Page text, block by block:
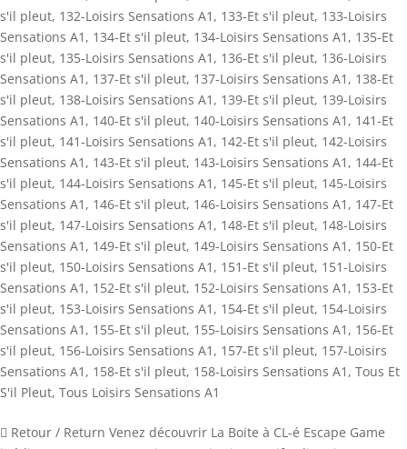
s'il pleut, 132-Loisirs Sensations A1 , 133-Et s'il pleut, 133-Loisirs
Sensations A1 , 134-Et s'il pleut, 134-Loisirs Sensations A1 , 135-Et
s'il pleut, 135-Loisirs Sensations A1 , 136-Et s'il pleut, 136-Loisirs
Sensations A1 , 137-Et s'il pleut, 137-Loisirs Sensations A1 , 138-Et
s'il pleut, 138-Loisirs Sensations A1 , 139-Et s'il pleut, 139-Loisirs
Sensations A1 , 140-Et s'il pleut, 140-Loisirs Sensations A1 , 141-Et
s'il pleut, 141-Loisirs Sensations A1 , 142-Et s'il pleut, 142-Loisirs
Sensations A1 , 143-Et s'il pleut, 143-Loisirs Sensations A1 , 144-Et
s'il pleut, 144-Loisirs Sensations A1 , 145-Et s'il pleut, 145-Loisirs
Sensations A1 , 146-Et s'il pleut, 146-Loisirs Sensations A1 , 147-Et
s'il pleut, 147-Loisirs Sensations A1 , 148-Et s'il pleut, 148-Loisirs
Sensations A1 , 149-Et s'il pleut, 149-Loisirs Sensations A1 , 150-Et
s'il pleut, 150-Loisirs Sensations A1 , 151-Et s'il pleut, 151-Loisirs
Sensations A1 , 152-Et s'il pleut, 152-Loisirs Sensations A1 , 153-Et
s'il pleut, 153-Loisirs Sensations A1 , 154-Et s'il pleut, 154-Loisirs
Sensations A1 , 155-Et s'il pleut, 155-Loisirs Sensations A1 , 156-Et
s'il pleut, 156-Loisirs Sensations A1 , 157-Et s'il pleut, 157-Loisirs
Sensations A1 , 158-Et s'il pleut, 158-Loisirs Sensations A1 , Tous Et
S'il Pleut, Tous Loisirs Sensations A1
 Retour / Return Venez découvrir La Boite à CL-é Escape Game